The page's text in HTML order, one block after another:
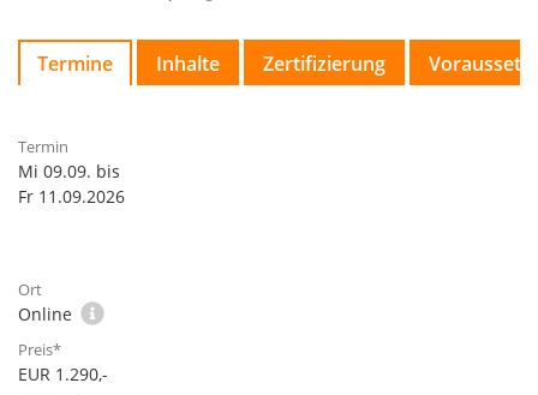
Termine Inhalte Zertifizierung
Mi 09.09. bis
Fr 11.09.2026
Online
EUR 1.290,-